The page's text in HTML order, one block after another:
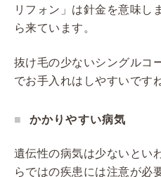
リフォン」は針金を意味し
ら来ています。
抜け毛の少ないシングルコ
でお手入れはしやすいです
かかりやすい病気
遺伝性の病気は少ないとい
らではの疾患には注意が必